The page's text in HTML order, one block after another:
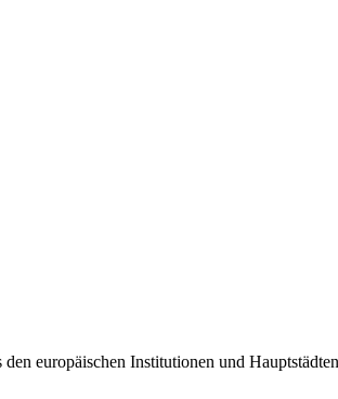
europäischen Institutionen und